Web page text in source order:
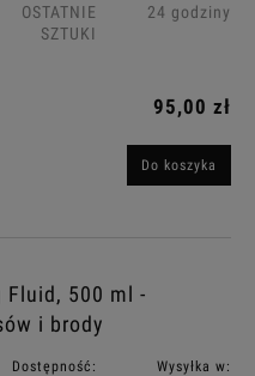
OSTATNIE
SZTUKI
24 godziny
95,00 zł
Do koszyka
Fluid, 500 ml -
i brody
Dostępność: Wysyłka w: